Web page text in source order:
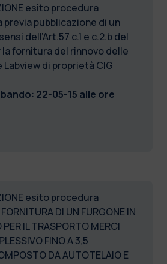
esito procedura
pubblicazione di un
dell’Art.57 c.1 e c.2.b del
la fornitura del rinnovo delle
di proprietà CIG
: 22-05-15 alle ore
esito procedura
DI UN FURGONE IN
IL TRASPORTO MERCI
FINO A 3,5
DA AUTOTELAIO E